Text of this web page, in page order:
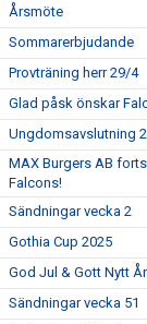
Årsmöte
Sommarerbjudande
Provträning herr 29/4
Glad påsk önskar
Ungdomsavslutning
MAX Burgers AB
Falcons!
Sändningar vecka 2
Gothia Cup 2025
God Jul & Gott Nytt
Sändningar vecka 51